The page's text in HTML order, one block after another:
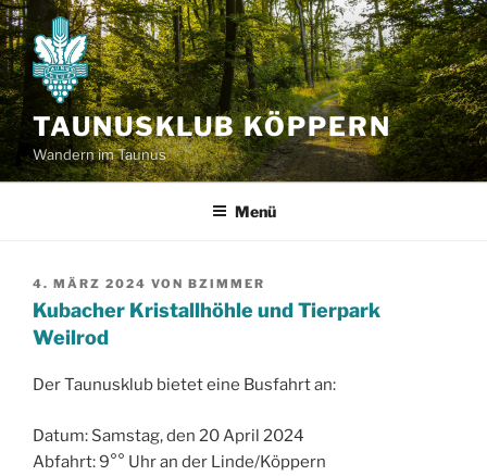
Zum
Inhalt
springen
TAUNUSKLUB KÖPPERN
Wandern im Taunus
Menü
VERÖFFENTLICHT
AM
4. MÄRZ 2024 VON BZIMMER
Kubacher Kristallhöhle und Tierpark
Weilrod
Der Taunusklub bietet eine Busfahrt an:
Datum: Samstag, den 20 April 2024
Abfahrt: 9°° Uhr an der Linde/Köppern